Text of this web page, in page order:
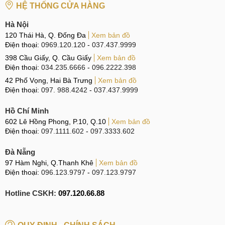
Thiết kế vuông vức đột phá & 4 màu sắc năng
động
Thiết kế vuông vức đột phá
Khác với những người tiền nhiệm, Xiaomi Note 11 Pro
mang trong mình thiết kế đột phá với khung viền đã được
chuyển từ bo tròn thành vuông ở 4 cạnh cho phù hợp với xu
Redmi Note 11 Pro có thiết kế đột phá
Đây cũng là thiết kế rất được ưa chuộng tại thời điểm ra mắt
và hiện tại nó vẫn còn rất hot. Với phần cạnh viền không
quá vuông sắc, Redmi Note 11 Pro cho cảm giác cầm nắm
Redmi Note 11 Pro có hình dáng vuông vức
HỆ THỐNG CỬA HÀNG
Hà Nội
120 Thái Hà, Q. Đống Đa
Xem bản đồ
Điện thoại: 0969.120.120 - 037.437.9999
398 Cầu Giấy, Q. Cầu Giấy
Xem bản đồ
Điện thoại: 034.235.6666 - 096.2222.398
42 Phố Vọng, Hai Bà Trưng
Xem bản đồ
Điện thoại: 097. 988.4242 - 037.437.9999
Hồ Chí Minh
602 Lê Hồng Phong, P.10, Q.10
Xem bản đồ
Điện thoại: 097.1111.602 - 097.3333.602
Đà Nẵng
97 Hàm Nghi, Q.Thanh Khê
Xem bản đồ
Điện thoại: 096.123.9797 - 097.123.9797
Hotline CSKH: 097.120.66.88